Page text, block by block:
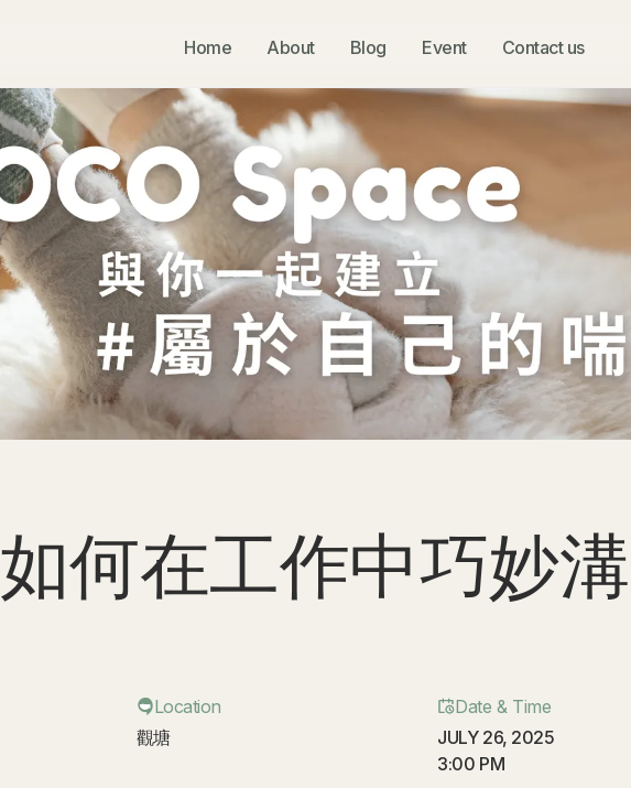
Home About Blog Event Contact us
如何在工作中巧妙
Location
觀塘
Date & Time
JULY 26, 2025
3:00 PM